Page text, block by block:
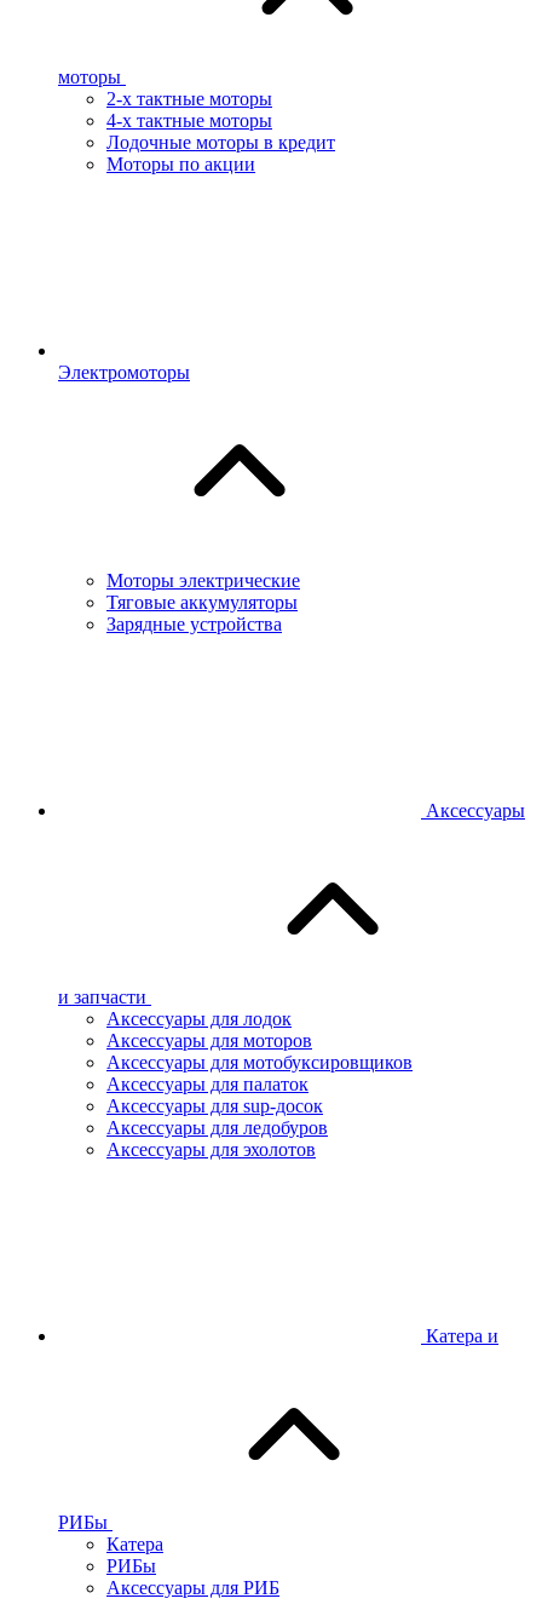
моторы
2-х тактные моторы
4-х тактные моторы
Лодочные моторы в кредит
Моторы по акции
Электромоторы
Моторы электрические
Тяговые аккумуляторы
Зарядные устройства
Аксессуары
и запчасти
Аксессуары для лодок
Аксессуары для моторов
Аксессуары для мотобуксировщиков
Аксессуары для палаток
Аксессуары для sup-досок
Аксессуары для ледобуров
Аксессуары для эхолотов
Катера и
РИБы
Катера
РИБы
Аксессуары для РИБ